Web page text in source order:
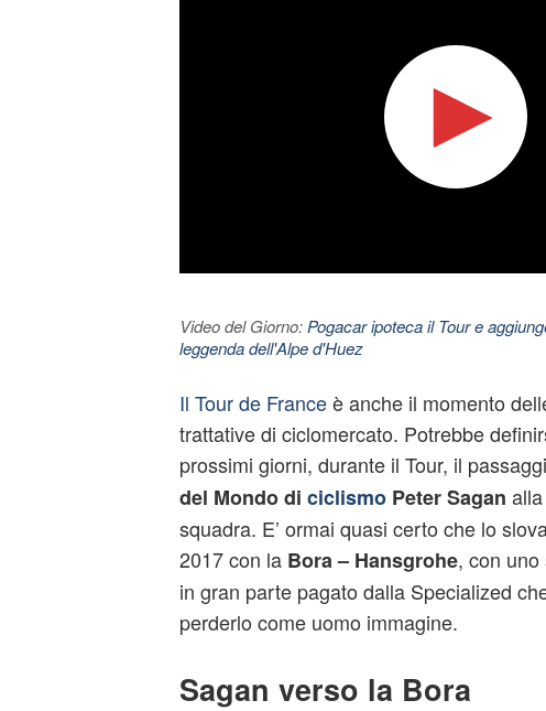
Video del Giorno: Pogacar ipoteca il Tour e
leggenda dell'Alpe d'Huez
Il Tour de Franceè anche il momento
trattative di ciclomercato. Potrebbe
prossimi giorni, durante il Tour, il
del Mondo di ciclismoPeter Sagan
squadra. E’ ormai quasi certo che lo
2017 con laBora – Hansgrohe, con uno
in gran parte pagato dalla Specialized
perderlo come uomo immagine.
Sagan verso la Bora